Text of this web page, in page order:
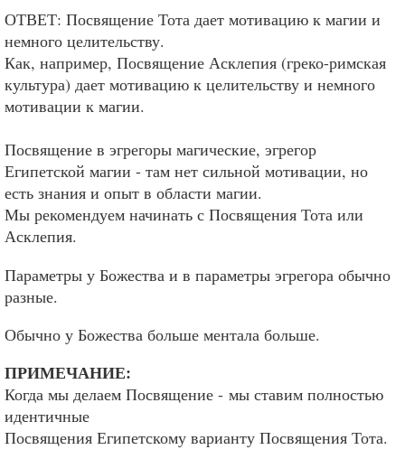
ОТВЕТ: Посвящение Тота дает мотивацию к магии и
немного целительству.
Как, например, Посвящение Асклепия (греко-римская
культура) дает мотивацию к целительству и немного
мотивации к магии.
Посвящение в эгрегоры магические, эгрегор
Египетской магии - там нет сильной мотивации, но
есть знания и опыт в области магии.
Мы рекомендуем начинать с Посвящения Тота или
Асклепия.
Параметры у Божества и в параметры эгрегора обычно
разные.
Обычно у Божества больше ментала больше.
ПРИМЕЧАНИЕ:
Когда мы делаем Посвящение - мы ставим полностью
идентичные
Посвящения Египетскому варианту Посвящения Тота.